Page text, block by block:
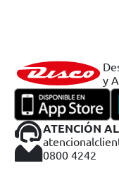
y
ATENCIÓN
0800 4242